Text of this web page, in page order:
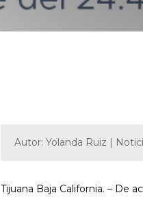
Autor: Yolanda Ruiz |
Tijuana Baja California. – De